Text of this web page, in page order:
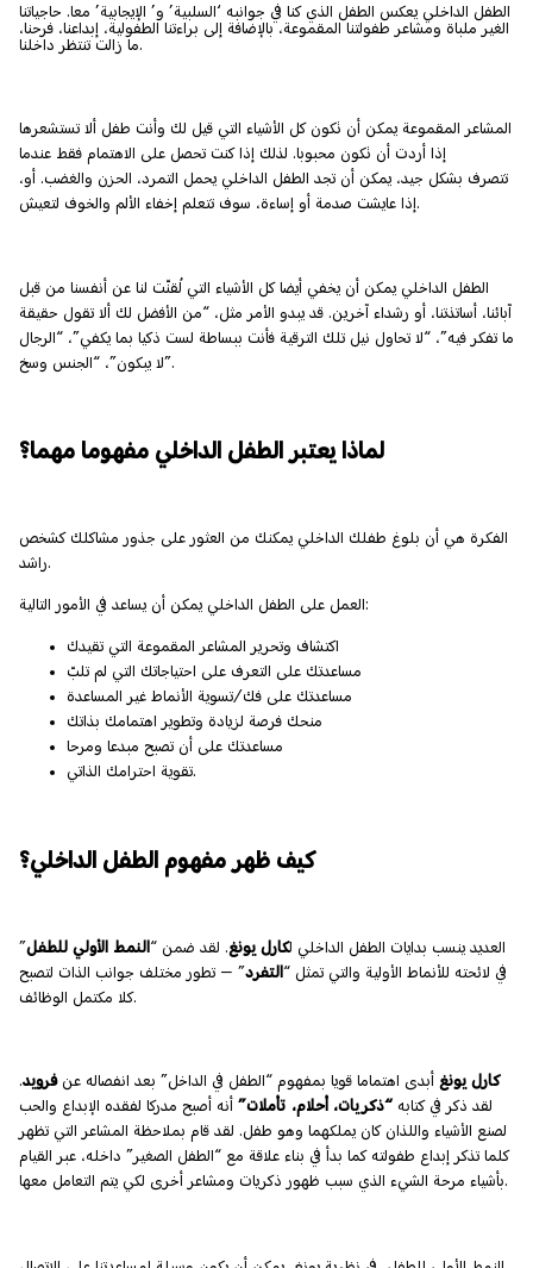
الطفل الداخلي يعكس الطفل الذي كنا في جوانبه ‘السلبية’ و’ الإيجابية’ معا. حاجياتنا
الغير ملباة ومشاعر طفولتنا المقموعة، بالإضافة إلى براءتنا الطفولية، إبداعنا، فرحنا،
ما زالت تنتظر داخلنا.
المشاعر المقموعة يمكن أن تكون كل الأشياء التي قيل لك وأنت طفل ألا تستشعرها
إذا أردت أن تكون محبوبا. لذلك إذا كنت تحصل على الاهتمام فقط عندما
تتصرف بشكل جيد، يمكن أن تجد الطفل الداخلي يحمل التمرد، الحزن والغضب. أو،
إذا عايشت صدمة أو إساءة، سوف تتعلم إخفاء الألم والخوف لتعيش.
الطفل الداخلي يمكن أن يخفي أيضا كل الأشياء التي لُقنّت لنا عن أنفسنا من قبل
آبائنا، أساتذتنا، أو رشداء آخرين. قد يبدو الأمر مثل، “من الأفضل لك ألا تقول حقيقة
ما تفكر فيه”، “لا تحاول نيل تلك الترقية فأنت ببساطة لست ذكيا بما يكفي”، “الرجال
لا يبكون”، “الجنس وسخ”.
لماذا يعتبر الطفل الداخلي مفهوما مهما؟
الفكرة هي أن بلوغ طفلك الداخلي يمكنك من العثور على جذور مشاكلك كشخص
راشد.
العمل على الطفل الداخلي يمكن أن يساعد في الأمور التالية:
اكتشاف وتحرير المشاعر المقموعة التي تقيدك
مساعدتك على التعرف على احتياجاتك التي لم تلبّ
مساعدتك على فك/تسوية الأنماط غير المساعدة
منحك فرصة لزيادة وتطوير اهتمامك بذاتك
مساعدتك على أن تصبح مبدعا ومرحا
تقوية احترامك الذاتي.
كيف ظهر مفهوم الطفل الداخلي؟
العديد ينسب بدايات الطفل الداخلي لكارل يونغ. لقد ضمن “ النمط الأولي للطفل”
في لائحته للأنماط الأولية والتي تمثل “ التفرد” — تطور مختلف جوانب الذات لتصبح
كلا مكتمل الوظائف.
كارل يونغ أبدى اهتماما قويا بمفهوم “الطفل في الداخل” بعد انفصاله عنفرويد.
لقد ذكر في كتابه “ذكريات، أحلام، تأملات” أنه أصبح مدركا لفقده الإبداع والحب
لصنع الأشياء واللذان كان يملكهما وهو طفل. لقد قام بملاحظة المشاعر التي تظهر
كلما تذكر إبداع طفولته كما بدأ في بناء علاقة مع “الطفل الصغير” داخله، عبر القيام
بأشياء مرحة الشيء الذي سبب ظهور ذكريات ومشاعر أخرى لكي يتم التعامل معها.